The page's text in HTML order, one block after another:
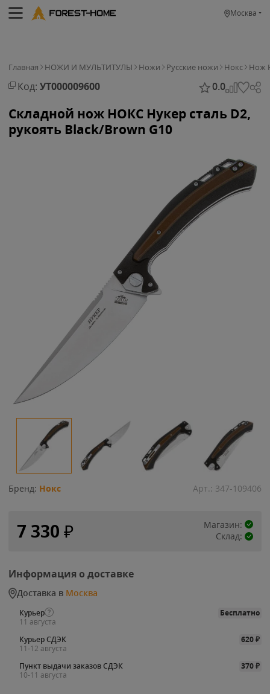
Москва
Главная НОЖИ И МУЛЬТИТУЛЫ Ножи Русские ножи Нокс Нож
Код: УТ000009600 0.0
Складной нож НОКС Нукер сталь D2,
рукоять Black/Brown G10
Бренд: Нокс Арт.: 347-109406
7 330 ₽
Магазин:
Склад:
Информация о доставке
Доставка в Москва
Курьер
Бесплатно
11 августа
Курьер СДЭК
620₽
11-12 августа
Пункт выдачи заказов СДЭК
370₽
10-11 августа